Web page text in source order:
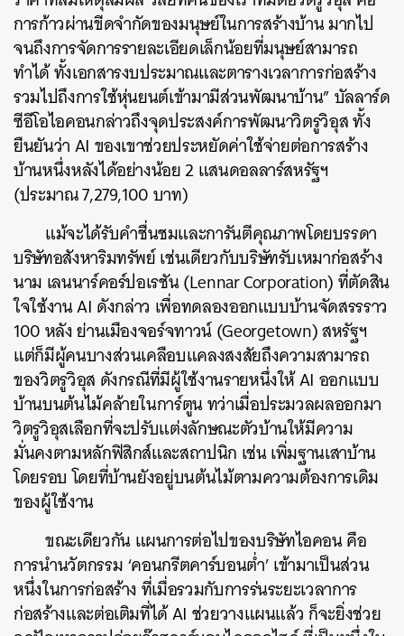
การก้าวผ่านขีดจำกัดของมนุษย์ในการสร้างบ้าน มากไป
จนถึงการจัดการรายละเอียดเล็กน้อยที่มนุษย์สามารถ
ทำได้ ทั้งเอกสารงบประมาณและตารางเวลาการก่อสร้าง
รวมไปถึงการใช้หุ่นยนต์เข้ามามีส่วนพัฒนาบ้าน” บัลลาร์ด
ซีอีโอไอคอนกล่าวถึงจุดประสงค์การพัฒนาวิตรูวิอุส ทั้ง
ยืนยันว่า AI ของเขาช่วยประหยัดค่าใช้จ่ายต่อการสร้าง
บ้านหนึ่งหลังได้อย่างน้อย 2 แสนดอลลาร์สหรัฐฯ
(ประมาณ 7,279,100 บาท)
แม้จะได้รับคำชื่นชมและการันตีคุณภาพโดยบรรดา
บริษัทอสังหาริมทรัพย์ เช่นเดียวกับบริษัทรับเหมาก่อสร้าง
นาม เลนนาร์คอร์ปอเรชัน (Lennar Corporation) ที่ตัดสิน
ใจใช้งาน AI ดังกล่าว เพื่อทดลองออกแบบบ้านจัดสรรราว
100 หลัง ย่านเมืองจอร์จทาวน์ (Georgetown) สหรัฐฯ
แต่ก็มีผู้คนบางส่วนเคลือบแคลงสงสัยถึงความสามารถ
ของวิตรูวิอุส ดังกรณีที่มีผู้ใช้งานรายหนึ่งให้ AI ออกแบบ
บ้านบนต้นไม้คล้ายในการ์ตูน ทว่าเมื่อประมวลผลออกมา
วิตรูวิอุสเลือกที่จะปรับแต่งลักษณะตัวบ้านให้มีความ
มั่นคงตามหลักฟิสิกส์และสถาปนิก เช่น เพิ่มฐานเสาบ้าน
โดยรอบ โดยที่บ้านยังอยู่บนต้นไม้ตามความต้องการเดิม
ของผู้ใช้งาน
ขณะเดียวกัน แผนการต่อไปของบริษัทไอคอน คือ
การนำนวัตกรรม ‘คอนกรีตคาร์บอนต่ำ’ เข้ามาเป็นส่วน
หนึ่งในการก่อสร้าง ที่เมื่อรวมกับการร่นระยะเวลาการ
ก่อสร้างและต่อเติมที่ได้ AI ช่วยวางแผนแล้ว ก็จะยิ่งช่วย